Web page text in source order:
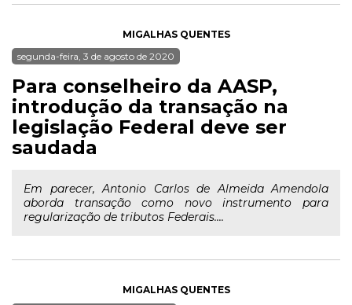
MIGALHAS QUENTES
segunda-feira, 3 de agosto de 2020
Para conselheiro da AASP,
introdução da transação na
legislação Federal deve ser
saudada
Em parecer, Antonio Carlos de Almeida Amendola
aborda transação como novo instrumento para
regularização de tributos Federais....
MIGALHAS QUENTES